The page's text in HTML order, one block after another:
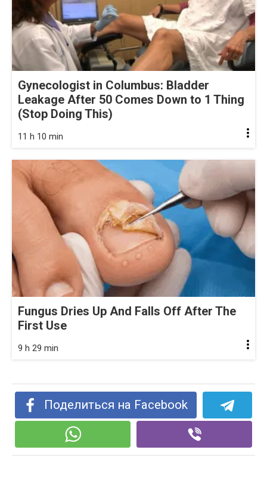
Gynecologist in Columbus: Bladder
Leakage After 50 Comes Down to 1 Thing
(Stop Doing This)
11 h 10 min
Fungus Dries Up And Falls Off After The
First Use
9 h 29 min
Поделиться на Facebook